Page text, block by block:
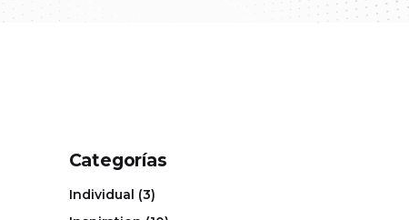
Categorías
Individual (3)